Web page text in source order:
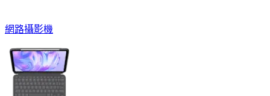
網路攝影機